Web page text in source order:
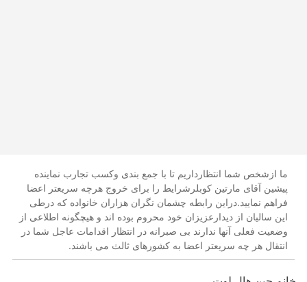
ما ازشخص شما انتظارداریم تا با جمع بندی وکسب تجارب نماینده
پیشین آقای مارتین کوبلرشرایط را برای خروج هرچه سریعتر اعضا
فراهم نمایید.دراین رابطه چشمان نگران هزاران خانواده که درطی
این سالیان از دیدارعزیزان خود محروم بوده اند و هیچگونه اطلاعی از
وضعیت فعلی آنها ندارند بی صبرانه در انتظار اقدامات عاجل شما در
انتقال هر چه سریعتر اعضا به کشورهای ثالث می باشند.